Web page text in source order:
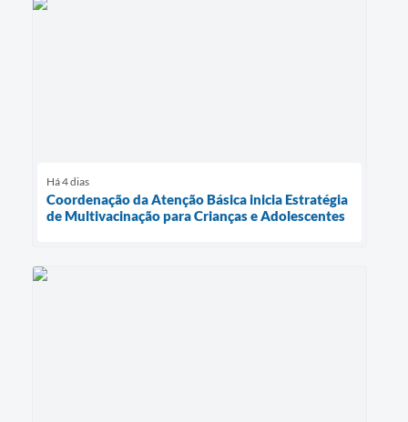
Há 4 dias
Coordenação da Atenção Básica inicia Estratégia
de Multivacinação para Crianças e Adolescentes